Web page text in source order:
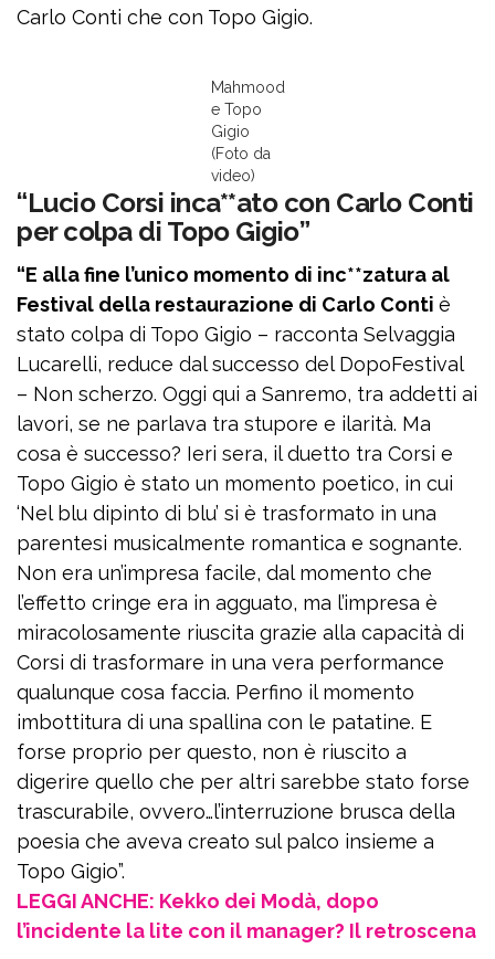
Carlo Conti che con Topo Gigio.
Mahmood
e Topo
Gigio
(Foto da
video)
“Lucio Corsi inca**ato con Carlo Conti
per colpa di Topo Gigio”
“E alla fine l’unico momento di inc**zatura al
Festival della restaurazione di Carlo Conti è
stato colpa di Topo Gigio – racconta Selvaggia
Lucarelli, reduce dal successo del DopoFestival
– Non scherzo. Oggi qui a Sanremo, tra addetti ai
lavori, se ne parlava tra stupore e ilarità. Ma
cosa è successo? Ieri sera, il duetto tra Corsi e
Topo Gigio è stato un momento poetico, in cui
‘Nel blu dipinto di blu’ si è trasformato in una
parentesi musicalmente romantica e sognante.
Non era un’impresa facile, dal momento che
l’effetto cringe era in agguato, ma l’impresa è
miracolosamente riuscita grazie alla capacità di
Corsi di trasformare in una vera performance
qualunque cosa faccia. Perfino il momento
imbottitura di una spallina con le patatine. E
forse proprio per questo, non è riuscito a
digerire quello che per altri sarebbe stato forse
trascurabile, ovvero…l’interruzione brusca della
poesia che aveva creato sul palco insieme a
Topo Gigio”.
LEGGI ANCHE: Kekko dei Modà, dopo
l’incidente la lite con il manager? Il retroscena